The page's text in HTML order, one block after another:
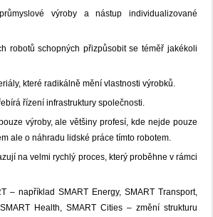
výroby a nástup individualizované
robotů schopných přizpůsobit se téměř jakékoli
které radikálně mění vlastnosti výrobků.
řízení infrastruktury společnosti.
výroby, ale většiny profesí, kde nejde pouze
ale o náhradu lidské práce tímto robotem.
na velmi rychlý proces, který proběhne v rámci
– například SMART Energy, SMART Transport,
Health, SMART Cities – změní strukturu